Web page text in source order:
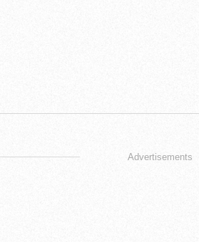
Advertisements